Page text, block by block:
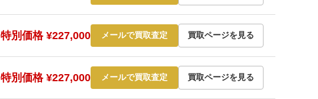
特別価格 ¥227,000 メールで買取査定 買取ページを見る
特別価格 ¥227,000 メールで買取査定 買取ページを見る